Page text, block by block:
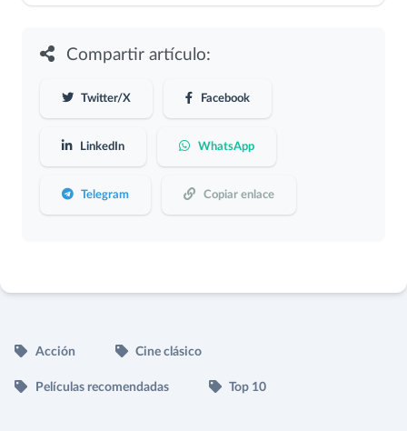
Compartir artículo:
Twitter/X Facebook
LinkedIn WhatsApp
Telegram Copiar enlace
Acción Cine clásico
Películas recomendadas Top 10